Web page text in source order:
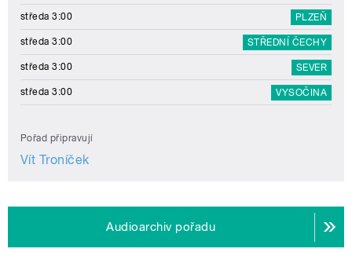
středa 3:00 PLZEŇ
středa 3:00 STŘEDNÍ ČECHY
středa 3:00 SEVER
středa 3:00 VYSOČINA
Pořad připravují
Vít Troníček
Audioarchiv pořadu